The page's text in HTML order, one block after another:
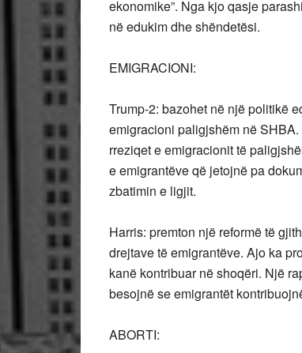
ekonomike”. Nga kjo qasje
në edukim dhe shëndetësi.
EMIGRACIONI:
Trump-2: bazohet në një politikë
emigracioni paligjshëm në
rreziqet e emigracionit të
e emigrantëve që jetojnë pa
zbatimin e ligjit.
Harris: premton një reformë të
drejtave të emigrantëve. Ajo ka
kanë kontribuar në shoqëri. Një
besojnë se emigrantët
ABORTI: